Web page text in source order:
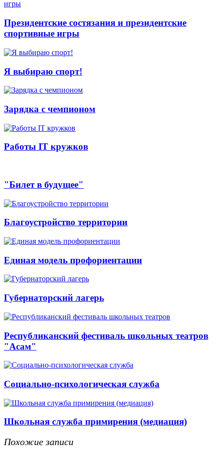
Президентские состязания и президентские
спортивные игры
Я выбираю спорт!
Зарядка с чемпионом
Работы IT кружков
"Билет в будущее"
Благоустройство территории
Единая модель профориентации
Губернаторский лагерь
Республиканский фестиваль школьных театров
"Асам"
Социально-психологическая служба
Школьная служба примирения (медиация)
Похожие записи